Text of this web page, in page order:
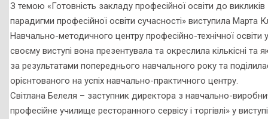
професійної
освіти
З темою «Готовність закладу професійної освіти до викликів
парадигми професійної освіти сучасності» виступила Марта
Навчально-методичного центру професійно-технічної освіти
своєму виступі вона презентувала та окреслила кількісні та
за результатами попереднього навчального року та
орієнтованого на успіх навчально-практичного центру.
Світлана Белеля – заступник директора з навчально-
професійне училище ресторанного сервісу і торгівлі» у